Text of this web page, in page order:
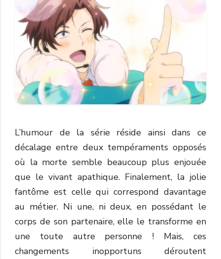
L’humour de la série réside ainsi dans ce
décalage entre deux tempéraments opposés
où la morte semble beaucoup plus enjouée
que le vivant apathique. Finalement, la jolie
fantôme est celle qui correspond davantage
au métier. Ni une, ni deux, en possédant le
corps de son partenaire, elle le transforme en
une toute autre personne ! Mais, ces
changements inopportuns déroutent